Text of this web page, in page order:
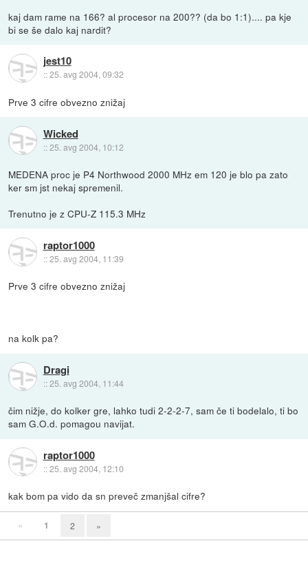
kaj dam rame na 166? al procesor na 200?? (da bo 1:1).... pa kje
bi se še dalo kaj nardit?
jest10
::25. avg 2004, 09:32
Prve 3 cifre obvezno znižaj
Wicked
::25. avg 2004, 10:12
MEDENA proc je P4 Northwood 2000 MHz em 120 je blo pa zato
ker sm jst nekaj spremenil.
Trenutno je z CPU-Z 115.3 MHz
raptor1000
::25. avg 2004, 11:39
Prve 3 cifre obvezno znižaj
na kolk pa?
Dragi
::25. avg 2004, 11:44
čim nižje, do kolker gre, lahko tudi 2-2-2-7, sam če ti bodelalo, ti bo
sam G.O.d. pomagou navijat.
raptor1000
::25. avg 2004, 12:10
kak bom pa vido da sn preveč zmanjšal cifre?
« 1 2 »